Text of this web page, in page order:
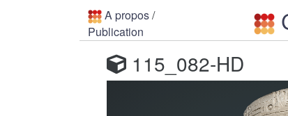
A propos/
Publication
115_082-HD